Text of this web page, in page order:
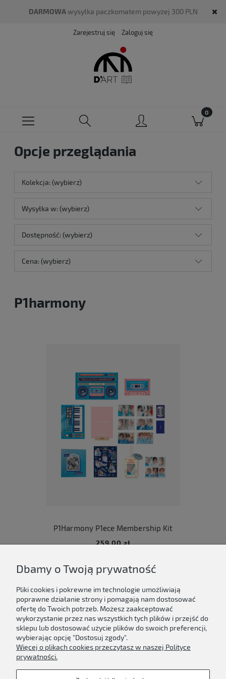
DARMOWAwysyłka paczkomatem powyżej 300 PLN
Zarejestruj się Zaloguj się
Opcje przeglądania
Kolekcja: (wybierz)
Wysyłka w: (wybierz)
Dostępność: (wybierz)
Cena: (wybierz)
P1harmony
P1Harmony P1ece Membership Kit
259,00 zł
Do koszyka
Newsletter
Podaj swój adres e-mail, jeżeli chcesz otrzymywać
informacje o nowościach i promocjach.
Dbamy o Twoją prywatność
Pliki cookies i pokrewne im technologie umożliwiają
poprawne działanie strony i pomagają nam dostosować
ofertę do Twoich potrzeb. Możesz zaakceptować
wykorzystanie przez nas wszystkich tych plików i przejść do
sklepu lub dostosować użycie plików do swoich preferencji,
wybierając opcję "Dostosuj zgody".
Więcej o plikach cookies przeczytasz w naszej Polityce
prywatności.